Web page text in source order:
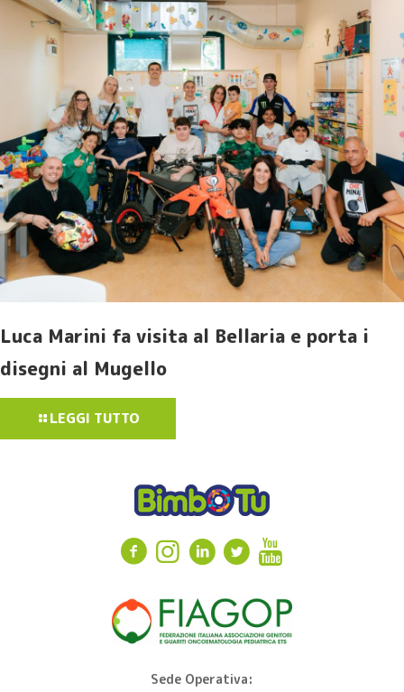
Luca Marini fa visita al Bellaria e porta i
disegni al Mugello
LEGGI TUTTO
Sede Operativa: